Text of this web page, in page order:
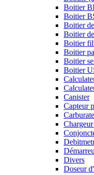
Boitier
Boitier
Boitier
Boitier
Boitier
Boitier
Boitier
Boitier
Canister
Capteur
Divers
Doseur